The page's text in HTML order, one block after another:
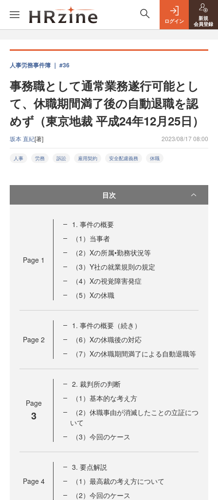
ログイン
新規
会員登録
人事労務事件簿 ｜ #36
事務職として通常業務遂行可能とし
て、休職期間満了後の自動退職を認
めず（東京地裁 平成24年12月25日）
坂本 直紀[著] 2023/08/17 08:00
人事 労務 訴訟 雇用契約 安全配慮義務 休職
目次
Page 1
1. 事件の概要
（1）当事者
（2）Xの所属•勤務状況等
（3）Y社の就業規則の規定
（4）Xの視覚障害発症
（5）Xの休職
Page 2
1. 事件の概要（続き）
（6）Xの休職後の対応
（7）Xの休職期間満了による自動退職等
Page
3
2. 裁判所の判断
（1）基本的な考え方
（2）休職事由が消滅したことの立証につ
いて
（3）今回のケース
Page 4
3. 要点解説
（1）最高裁の考え方について
（2）今回のケース